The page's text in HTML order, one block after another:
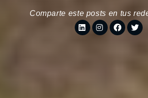
Comparte este posts en tus